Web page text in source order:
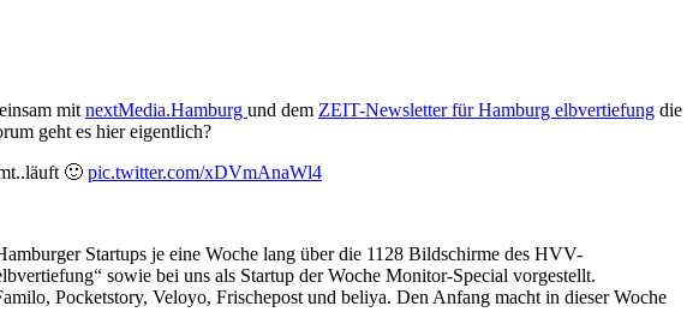
mit nextMedia.Hamburg und dem ZEIT-Newsletter für Hamburg elbvertiefung die
geht es hier eigentlich?
🙂 pic.twitter.com/xDVmAnaWl4
Startups je eine Woche lang über die 1128 Bildschirme des HVV-
sowie bei uns als Startup der Woche Monitor-Special vorgestellt.
Pocketstory, Veloyo, Frischepost und beliya. Den Anfang macht in dieser Woche